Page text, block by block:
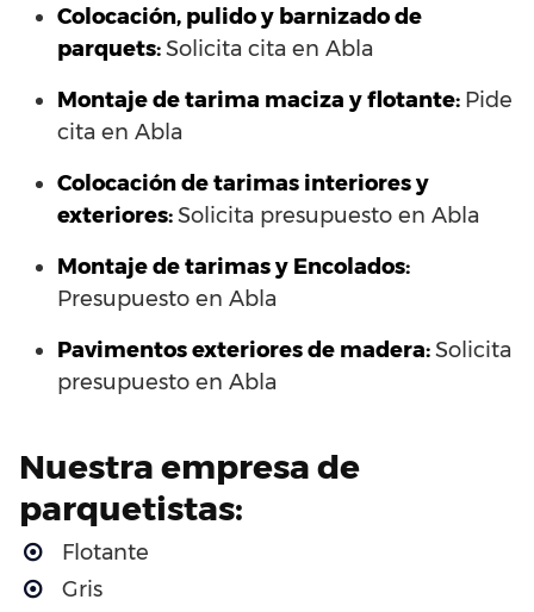
Colocación, pulido y barnizado de
parquets:Solicita cita en Abla
Montaje de tarima maciza y flotante: Pide
cita en Abla
Colocación de tarimas interiores y
exteriores:Solicita presupuesto en Abla
Montaje de tarimas y Encolados:
Presupuesto en Abla
Pavimentos exteriores de madera:Solicita
presupuesto en Abla
Nuestra empresa de
parquetistas:
Flotante
Gris